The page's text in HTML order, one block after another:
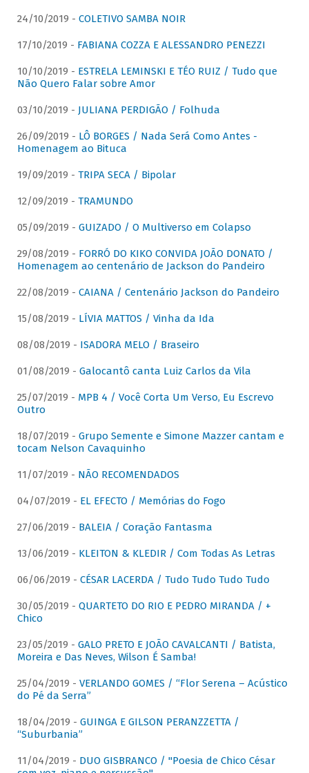
24/10/2019 - COLETIVO SAMBA NOIR
17/10/2019 - FABIANA COZZA E ALESSANDRO PENEZZI
10/10/2019 - ESTRELA LEMINSKI E TÉO RUIZ / Tudo que
Não Quero Falar sobre Amor
03/10/2019 - JULIANA PERDIGÃO / Folhuda
26/09/2019 - LÔ BORGES / Nada Será Como Antes -
Homenagem ao Bituca
19/09/2019 - TRIPA SECA / Bipolar
12/09/2019 - TRAMUNDO
05/09/2019 - GUIZADO / O Multiverso em Colapso
29/08/2019 - FORRÓ DO KIKO CONVIDA JOÃO DONATO /
Homenagem ao centenário de Jackson do Pandeiro
22/08/2019 - CAIANA / Centenário Jackson do Pandeiro
15/08/2019 - LÍVIA MATTOS / Vinha da Ida
08/08/2019 - ISADORA MELO / Braseiro
01/08/2019 - Galocantô canta Luiz Carlos da Vila
25/07/2019 - MPB 4 / Você Corta Um Verso, Eu Escrevo
Outro
18/07/2019 - Grupo Semente e Simone Mazzer cantam e
tocam Nelson Cavaquinho
11/07/2019 - NÃO RECOMENDADOS
04/07/2019 - EL EFECTO / Memórias do Fogo
27/06/2019 - BALEIA / Coração Fantasma
13/06/2019 - KLEITON & KLEDIR / Com Todas As Letras
06/06/2019 - CÉSAR LACERDA / Tudo Tudo Tudo Tudo
30/05/2019 - QUARTETO DO RIO E PEDRO MIRANDA / +
Chico
23/05/2019 - GALO PRETO E JOÃO CAVALCANTI / Batista,
Moreira e Das Neves, Wilson É Samba!
25/04/2019 - VERLANDO GOMES / “Flor Serena – Acústico
do Pé da Serra”
18/04/2019 - GUINGA E GILSON PERANZZETTA /
“Suburbania”
11/04/2019 - DUO GISBRANCO / "Poesia de Chico César